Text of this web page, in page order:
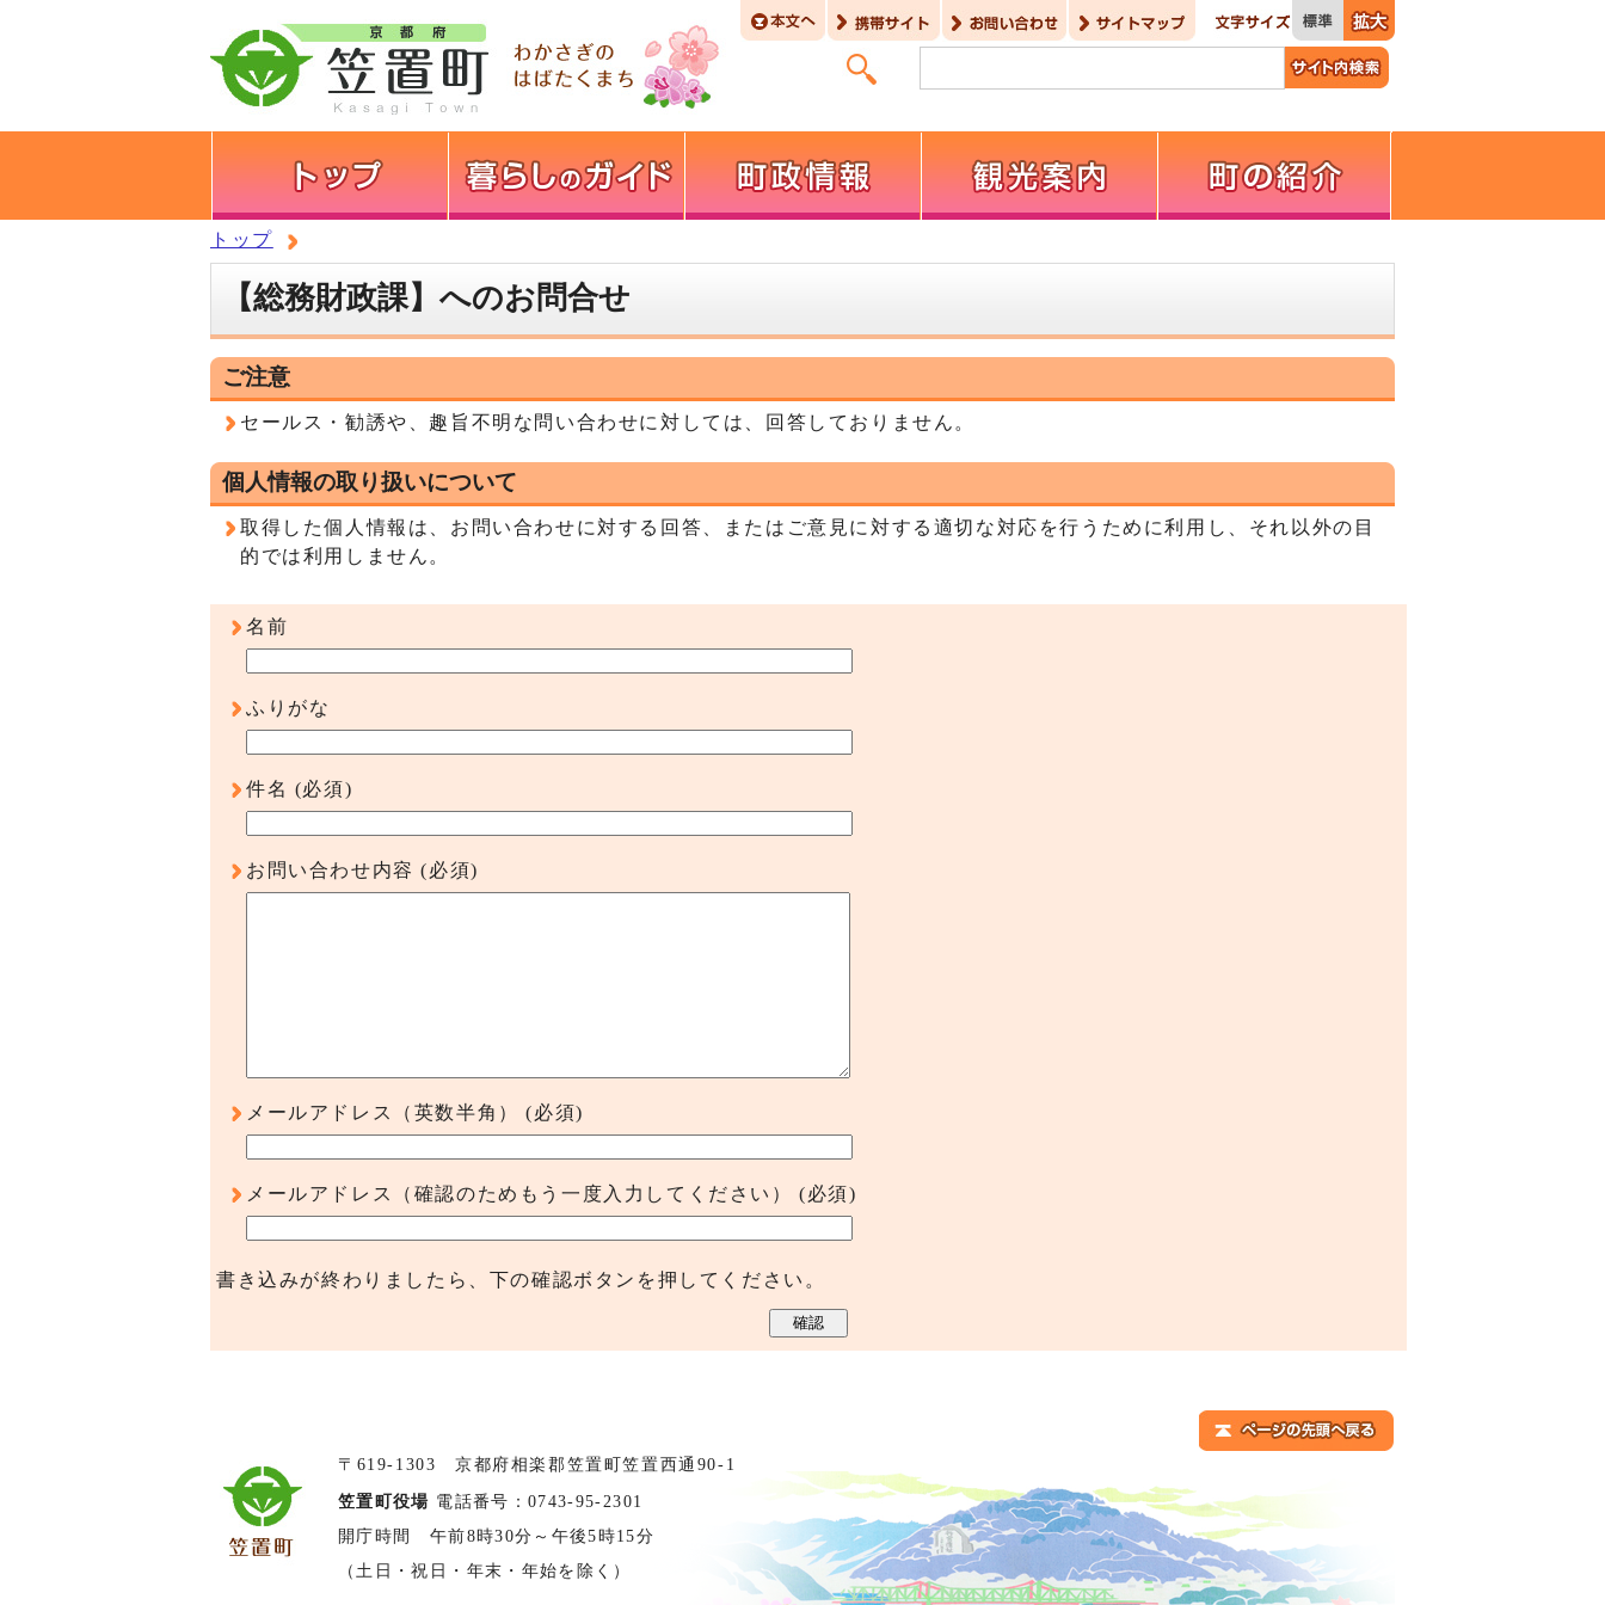
トップ
【総務財政課】へのお問合せ
ご注意
セールス・勧誘や、趣旨不明な問い合わせに対しては、回答しておりません。
個人情報の取り扱いについて
取得した個人情報は、お問い合わせに対する回答、またはご意見に対する適切な対応を行うために利用し、それ以外の目
的では利用しません。
名前
ふりがな
件名 (必須)
お問い合わせ内容 (必須)
メールアドレス（英数半角） (必須)
メールアドレス（確認のためもう一度入力してください） (必須)
書き込みが終わりましたら、下の確認ボタンを押してください。
〒619-1303 京都府相楽郡笠置町笠置西通90-1
笠置町役場 電話番号：0743-95-2301
開庁時間 午前8時30分～午後5時15分
（土日・祝日・年末・年始を除く）